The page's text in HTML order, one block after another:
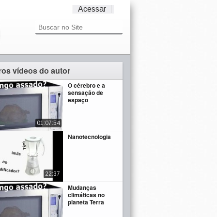
Acessar
vídeos do autor
O cérebro e a
sensação de
espaço
01:07:54
Nanotecnologia
22:37
Mudanças
climáticas no
planeta Terra